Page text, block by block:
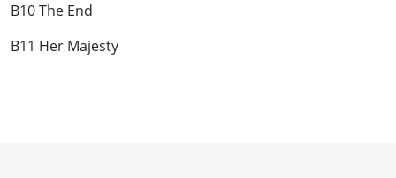
B10 The End
B11 Her Majesty